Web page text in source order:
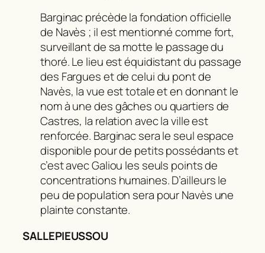
Barginac précède la fondation officielle
de Navès ; il est mentionné comme fort,
surveillant de sa motte le passage du
thoré. Le lieu est équidistant du passage
des Fargues et de celui du pont de
Navès, la vue est totale et en donnant le
nom à une des gâches ou quartiers de
Castres, la relation avec la ville est
renforcée. Barginac sera le seul espace
disponible pour de petits possédants et
c’est avec Galiou les seuls points de
concentrations humaines. D’ailleurs le
peu de population sera pour Navès une
plainte constante.
SALLEPIEUSSOU